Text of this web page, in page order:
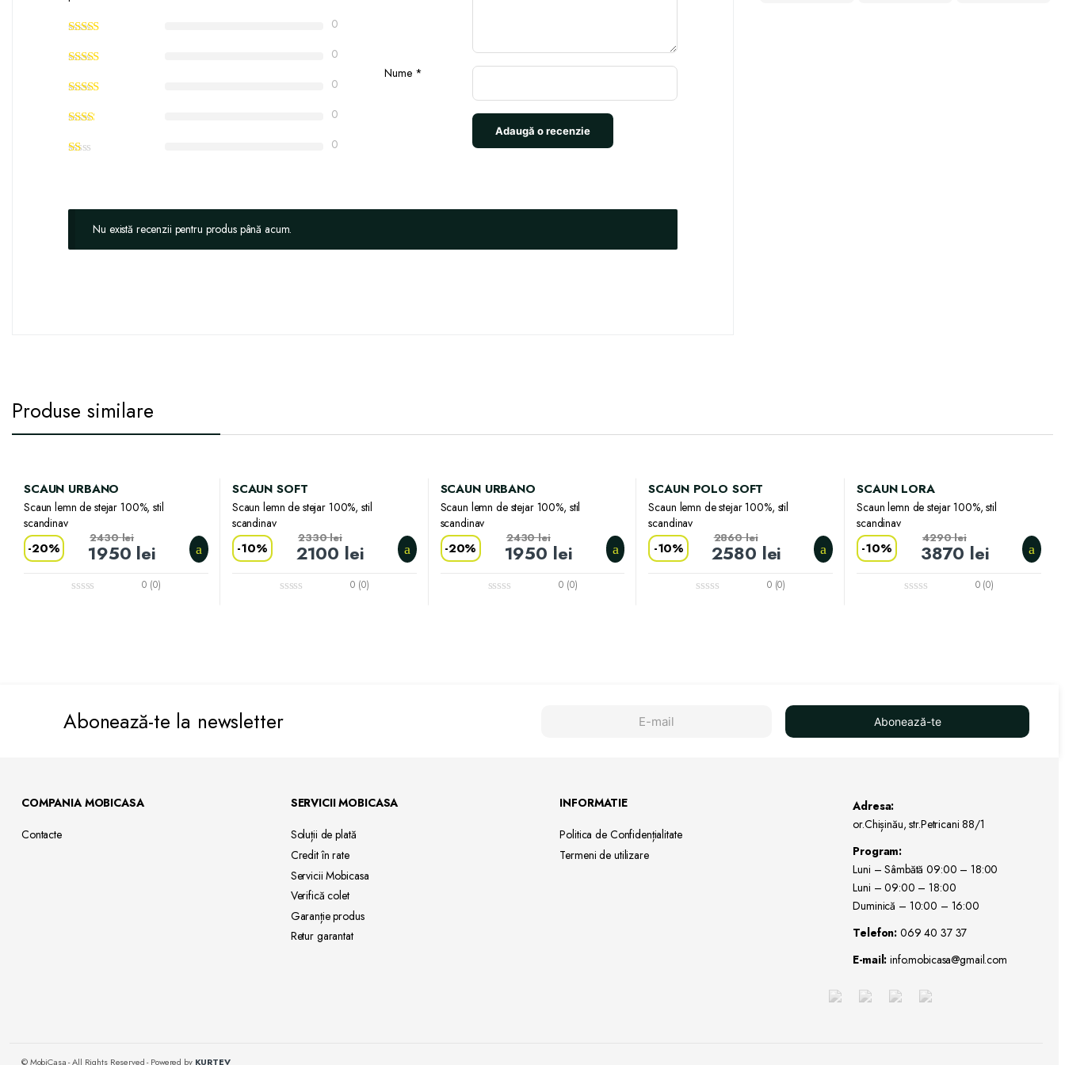
0
0
0
0
0
Nume *
Nu există recenzii pentru produs până acum.
Produse similare
SCAUN URBANO
Scaun lemn de stejar 100%, stil
scandinav
-20% 1950 lei
2430lei
0 (0)
SCAUN SOFT
Scaun lemn de stejar 100%, stil
scandinav
-10% 2100 lei
2330lei
0 (0)
SCAUN URBANO
Scaun lemn de stejar 100%, stil
scandinav
-20% 1950 lei
2430lei
0 (0)
SCAUN POLO SOFT
Scaun lemn de stejar 100%, stil
scandinav
-10% 2580 lei
2860lei
0 (0)
SCAUN LORA
Scaun lemn de stejar 100%, stil
scandinav
-10% 3870 lei
4290lei
0 (0)
Abonează-te la newsletter Abonează-te
COMPANIA MOBICASA
Contacte
SERVICII MOBICASA
Soluții de plată
Creditîn rate
Servicii Mobicasa
Verifică colet
Garanțieprodus
Retur garantat
INFORMATIE
Politica de Confidențialitate
Termeni de utilizare
Adresa:
or.Chișinău, str.Petricani 88/1
Program:
Luni – Sâmbătă 09:00 – 18:00
Luni – 09:00 – 18:00
Duminică – 10:00 – 16:00
Telefon: 069 40 37 37
E-mail: info.mobicasa@gmail.com
© MobiCasa - All Rights Reserved - Powered by KURTEV